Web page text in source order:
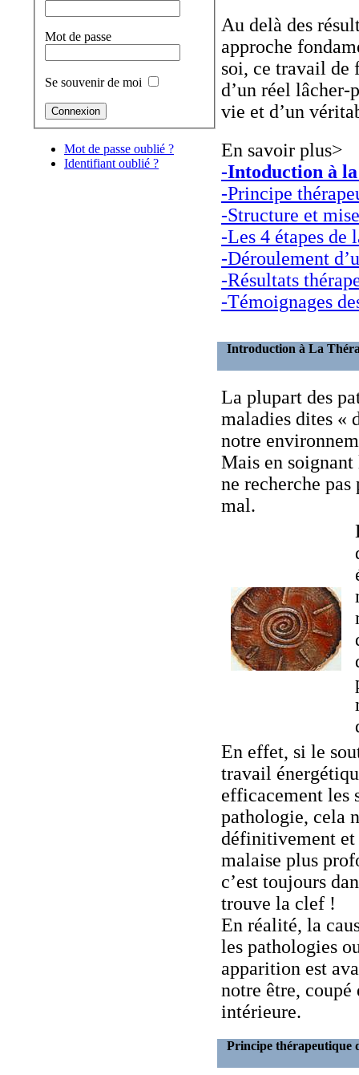
Mot de passe
Se souvenir de moi
Mot de passe oublié ?
Identifiant oublié ?
Au delà des
approche
soi, ce travail de
d’un réel lâcher-
vie et d’un
En savoir plus>
-Intoduction à
-Principe
-Structure et
-Les 4 étapes de
-Déroulement
-Résultats
-Témoignages
Introduction à La
La plupart des
maladies dites «
notre
Mais en
ne recherche
mal.
En effet, si le
travail
efficacement les
pathologie, cela
définitivement et
malaise plus
c’est toujours
trouve la clef !
En réalité, la
les pathologies
apparition est
notre être,
intérieure.
Principe thérapeutique